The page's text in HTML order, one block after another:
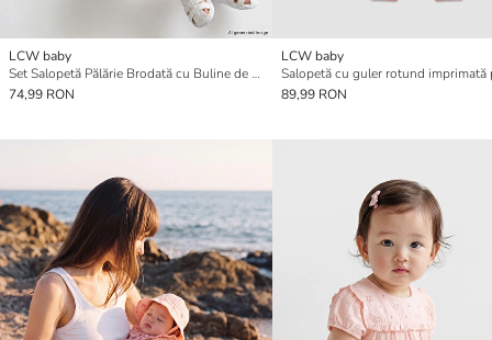
LCW baby
Set Salopetă Pălărie Brodată cu Buline de Fetițe
74,99 RON
LCW baby
89,99 RON